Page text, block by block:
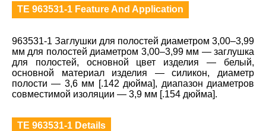
TE 963531-1 Feature And Application
963531-1 Заглушки для полостей диаметром 3,00–3,99
мм для полостей диаметром 3,00–3,99 мм — заглушка
для полостей, основной цвет изделия — белый,
основной материал изделия — силикон, диаметр
полости — 3,6 мм [.142 дюйма], диапазон диаметров
совместимой изоляции — 3,9 мм [.154 дюйма].
TE 963531-1 Details